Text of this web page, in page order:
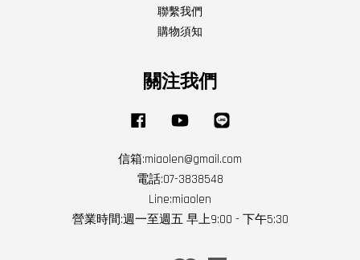
聯繫我們
購物須知
關注我們
Facebook YouTube
信箱:miaolen@gmail.com
電話:07-3838548
Line:miaolen
營業時間:週一至週五 早上9:00 - 下午5:30